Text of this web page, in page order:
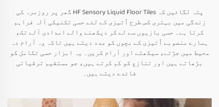
پتہ لگائیں کہ HF Sensory Liquid Floor Tiles گھر پر روزمرہ کی
زندگی میں بہتری کس طرح اُتیزی کے لئے حسی تکنیکی آلہ فراہم
کرتا ہے۔ حسی بازیوں سے لے کر دیکھنے والے امدادی آلے تک،
ہمارے منصوبے اُتیزی کے بچوں کو مدد دیتے ہیں تاکہ وہ آرام دہ
محیط میں جڑتے، سیکھتے اور آرام کریں۔ یہ ابزار حسی تکامل کو
بڑھاتے ہیں اور تنازع کو کم کرتے ہیں، جو مستقیم ترقیاتی
فائدے دیتے ہیں۔